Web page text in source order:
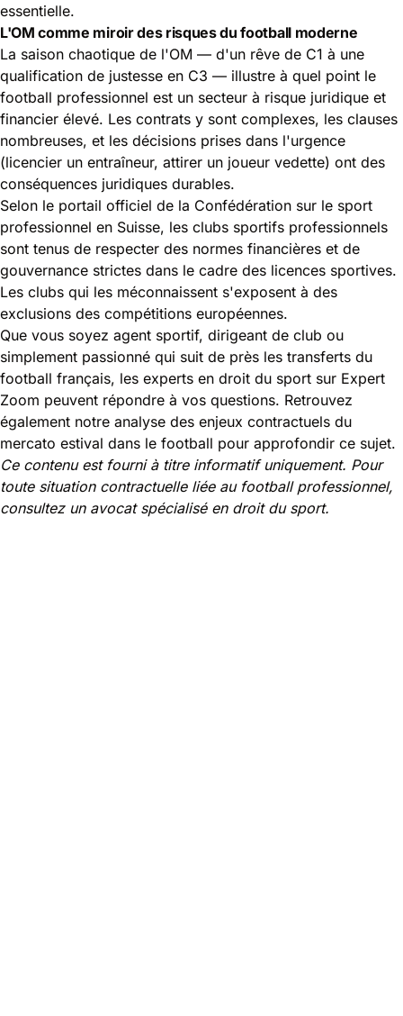
essentielle.
L'OM comme miroir des risques du football moderne
La saison chaotique de l'OM — d'un rêve de C1 à une
qualification de justesse en C3 — illustre à quel point le
football professionnel est un secteur à risque juridique et
financier élevé. Les contrats y sont complexes, les clauses
nombreuses, et les décisions prises dans l'urgence
(licencier un entraîneur, attirer un joueur vedette) ont des
conséquences juridiques durables.
Selon le portail officiel de la Confédération sur le sport
professionnel en Suisse, les clubs sportifs professionnels
sont tenus de respecter des normes financières et de
gouvernance strictes dans le cadre des licences sportives.
Les clubs qui les méconnaissent s'exposent à des
exclusions des compétitions européennes.
Que vous soyez agent sportif, dirigeant de club ou
simplement passionné qui suit de près les transferts du
football français, les experts en droit du sport sur Expert
Zoom peuvent répondre à vos questions. Retrouvez
également notre analyse des enjeux contractuels du
mercato estival dans le football pour approfondir ce sujet.
Ce contenu est fourni à titre informatif uniquement. Pour
toute situation contractuelle liée au football professionnel,
consultez un avocat spécialisé en droit du sport.